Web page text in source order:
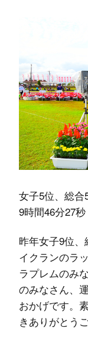
女子5位、総合
9時間46分27秒
昨年女子9位
イクランのラ
ラプレムのみ
のみなさん、
おかげです。
きありがとう